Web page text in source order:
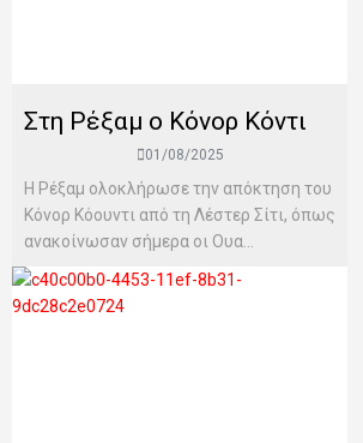
Στη Ρέξαμ ο Κόνορ Κόντι
01/08/2025
Η Ρέξαμ ολοκλήρωσε την απόκτηση του
Κόνορ Κόουντι από τη Λέστερ Σίτι, όπως
ανακοίνωσαν σήμερα οι Ουα...